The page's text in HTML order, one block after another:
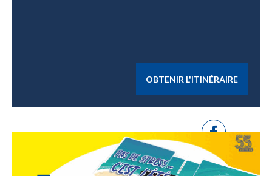
OBTENIR L'ITINÉRAIRE